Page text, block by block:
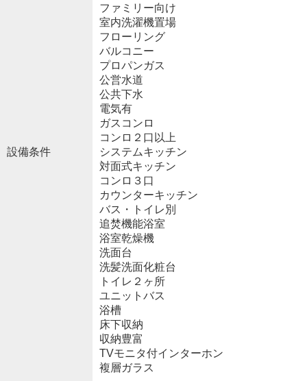
設備条件
ファミリー向け
室内洗濯機置場
フローリング
バルコニー
プロパンガス
公営水道
公共下水
電気有
ガスコンロ
コンロ２口以上
システムキッチン
対面式キッチン
コンロ３口
カウンターキッチン
バス・トイレ別
追焚機能浴室
浴室乾燥機
洗面台
洗髪洗面化粧台
トイレ２ヶ所
ユニットバス
浴槽
床下収納
収納豊富
TVモニタ付インターホン
複層ガラス